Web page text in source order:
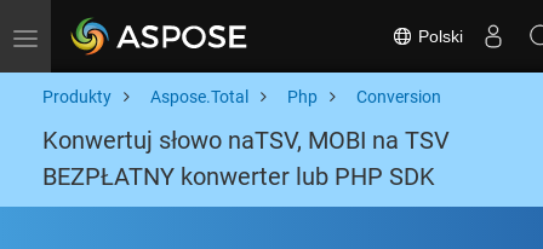
Toggle navigation Polski
Produkty Aspose.Total Php Conversion
Konwertuj słowo naTSV, MOBI na TSV
BEZPŁATNY konwerter lub PHP SDK